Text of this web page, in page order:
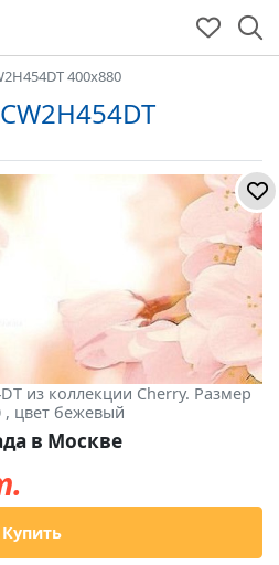
400x880
из коллекции Cherry. Размер
, цвет бежевый
в Москве
Купить